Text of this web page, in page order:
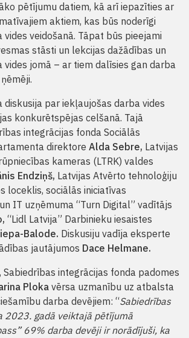
pētījumu datiem, kā arī iepazīties ar
aktiem, kas būs noderīgi
veidošanā. Tāpat būs pieejami
stāsti un lekcijas dažādības un
vides jomā – ar tiem dalīsies gan darba
par iekļaujošas darba vides
konkurētspējas celšanā. Tajā
integrācijas fonda Sociālās
direktore Alda Sebre, Latvijas
kameras (LTRK) valdes
Endziņš, Latvijas Atvērto tehnoloģiju
loceklis, sociālās iniciatīvas
IT uzņēmuma “Turn Digital” vadītājs
“Lidl Latvija” Darbinieku iesaistes
Balode. Diskusiju vadīja eksperte
jautājumos Dace Helmane.
integrācijas fonda padomes
Plokavērsa uzmanību uz atbalsta
darba devējiem: “Sabiedrības
2023. gadā veiktajā pētījumā
69% darba devēji ir norādījuši, ka